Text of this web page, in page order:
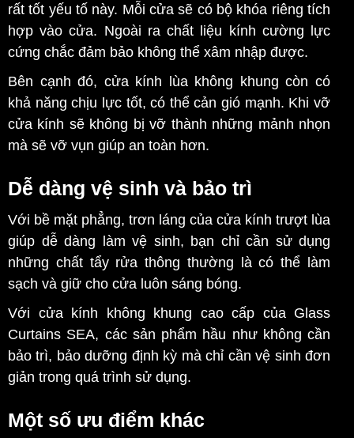
rất tốt yếu tố này. Mỗi cửa sẽ có bộ khóa riêng tích
hợp vào cửa. Ngoài ra chất liệu kính cường lực
cứng chắc đảm bảo không thể xâm nhập được.
Bên cạnh đó, cửa kính lùa không khung còn có
khả năng chịu lực tốt, có thể cản gió mạnh. Khi vỡ
cửa kính sẽ không bị vỡ thành những mảnh nhọn
mà sẽ vỡ vụn giúp an toàn hơn.
Dễ dàng vệ sinh và bảo trì
Với bề mặt phẳng, trơn láng của cửa kính trượt lùa
giúp dễ dàng làm vệ sinh, bạn chỉ cần sử dụng
những chất tẩy rửa thông thường là có thể làm
sạch và giữ cho cửa luôn sáng bóng.
Với cửa kính không khung cao cấp của Glass
Curtains SEA, các sản phẩm hầu như không cần
bảo trì, bảo dưỡng định kỳ mà chỉ cần vệ sinh đơn
giản trong quá trình sử dụng.
Một số ưu điểm khác